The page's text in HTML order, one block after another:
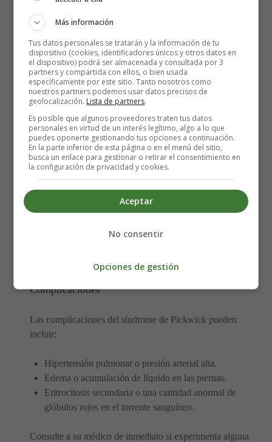
Niveles crónicamente bajos de oxígeno, que cambian
Vínculo entre el síndrome de Pickwick y la
osteoartritis
La obesidad y los bajos niveles de oxígeno en la sangre
pueden afectar directamente sus articulaciones. Es bien
sabido que el estrés que ejerce un alto peso corporal
sobre las articulaciones causa osteoartritis. Esto sucede
cuando el cartílago y el hueso de las articulaciones
La obesidad también puede hacer que las células grasas o
el tejido adiposo ataquen el tejido articular. Esto puede
Complicaciones
Las complicaciones del síndrome de Pickwick pueden
incluir:
Hipertensión pulmonar o presión arterial alta.
Edema o acumulación de líquido en las piernas.
Eritrocitosis secundaria o una cantidad anormal de
glóbulos rojos en el torrente sanguíneo.
Consulte a su médico de inmediato si experimenta alguna
Más información
Tus datos personales se tratarán y la información de tu
dispositivo (cookies, identificadores únicos y otros datos en
el dispositivo) podrá ser almacenada y consultada por 3
partners y compartida con ellos, o bien usada
específicamente por este sitio. Tanto nosotros como
nuestros partners podemos usar datos precisos de
geolocalización. Lista de partners.
Es posible que algunos proveedores traten tus datos
personales en virtud de un interés legítimo, algo a lo que
puedes oponerte gestionando tus opciones a continuación.
En la parte inferior de esta página o en el menú del sitio,
busca un enlace para gestionar o retirar el consentimiento en
la configuración de privacidad y cookies.
Aceptar
No consentir
Opciones de gestión